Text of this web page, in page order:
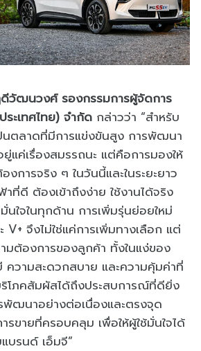
วัฒนวงศ์ รองกรรมการผู้จัดการ
ะเทศไทย) จำกัด กล่าวว่า “สำหรับ
นตลาดที่มีการแข่งขันสูง การพัฒนา
แค่เรื่องสมรรถนะ แต่คือการมองให้
การจริง ๆ ในวันนี้และในระยะยาว
าที่ดี ต้องเข้าถึงง่าย ใช้งานได้จริง
ใจในทุกด้าน การเพิ่มรุ่นย่อยใหม่
V+ จึงไม่ใช่แค่การเพิ่มทางเลือก แต่
มต้องการของลูกค้า ทั้งในแง่ของ
ความสะดวกสบาย และความคุ้มค่าที่
โภคสัมผัสได้ถึงประสบการณ์ที่ดียิ่ง
ฒนาอย่างต่อเนื่องและตรงจุด
ขายที่ครอบคลุม เพื่อให้ผู้ใช้มั่นใจได้
บรนด์ เอ็มจี”